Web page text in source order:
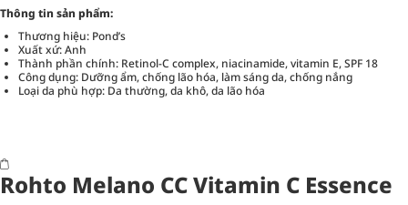
Thông tin sản phẩm:
Thương hiệu: Pond’s
Xuất xứ: Anh
Thành phần chính: Retinol-C complex, niacinamide, vitamin E, SPF 18
Công dụng: Dưỡng ẩm, chống lão hóa, làm sáng da, chống nắng
Loại da phù hợp: Da thường, da khô, da lão hóa
Rohto Melano CC Vitamin C Essence